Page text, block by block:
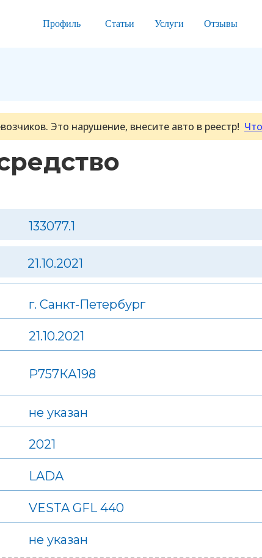
Профиль Статьи Услуги Отзывы
Это нарушение, внесите авто в реестр!
133077.1
21.10.2021
г. Санкт-Петербург
21.10.2021
Р757КА198
не указан
2021
LADA
VESTA GFL 440
не указан